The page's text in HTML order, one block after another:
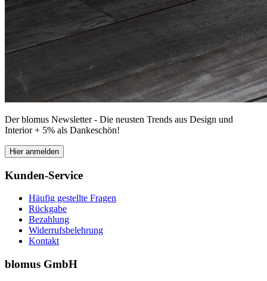
Der blomus Newsletter - Die neusten Trends aus Design und
Interior + 5% als Dankeschön!
Hier anmelden
Kunden-Service
Häufig gestellte Fragen
Rückgabe
Bezahlung
Widerrufsbelehrung
Kontakt
blomus GmbH